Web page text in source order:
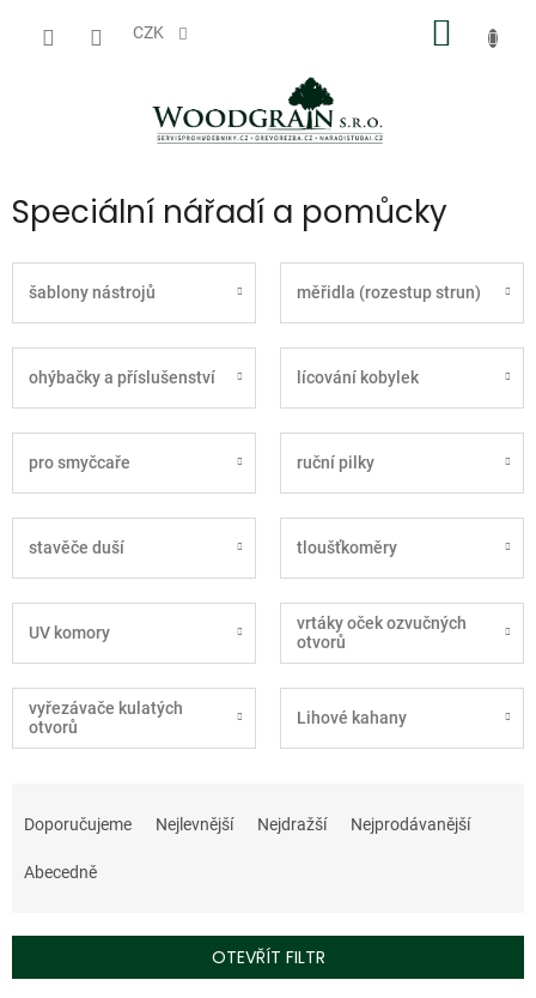
CZK
Speciální nářadí a pomůcky
šablony nástrojů měřidla (rozestup strun)
ohýbačky a příslušenství lícování kobylek
pro smyčcaře ruční pilky
stavěče duší tloušťkoměry
UV komory
vrtáky oček ozvučných
otvorů
vyřezávače kulatých
otvorů
Lihové kahany
a
e
í
r
Doporučujeme Nejlevnější Nejdražší Nejprodávanější
Abecedně
OTEVŘÍT FILTR